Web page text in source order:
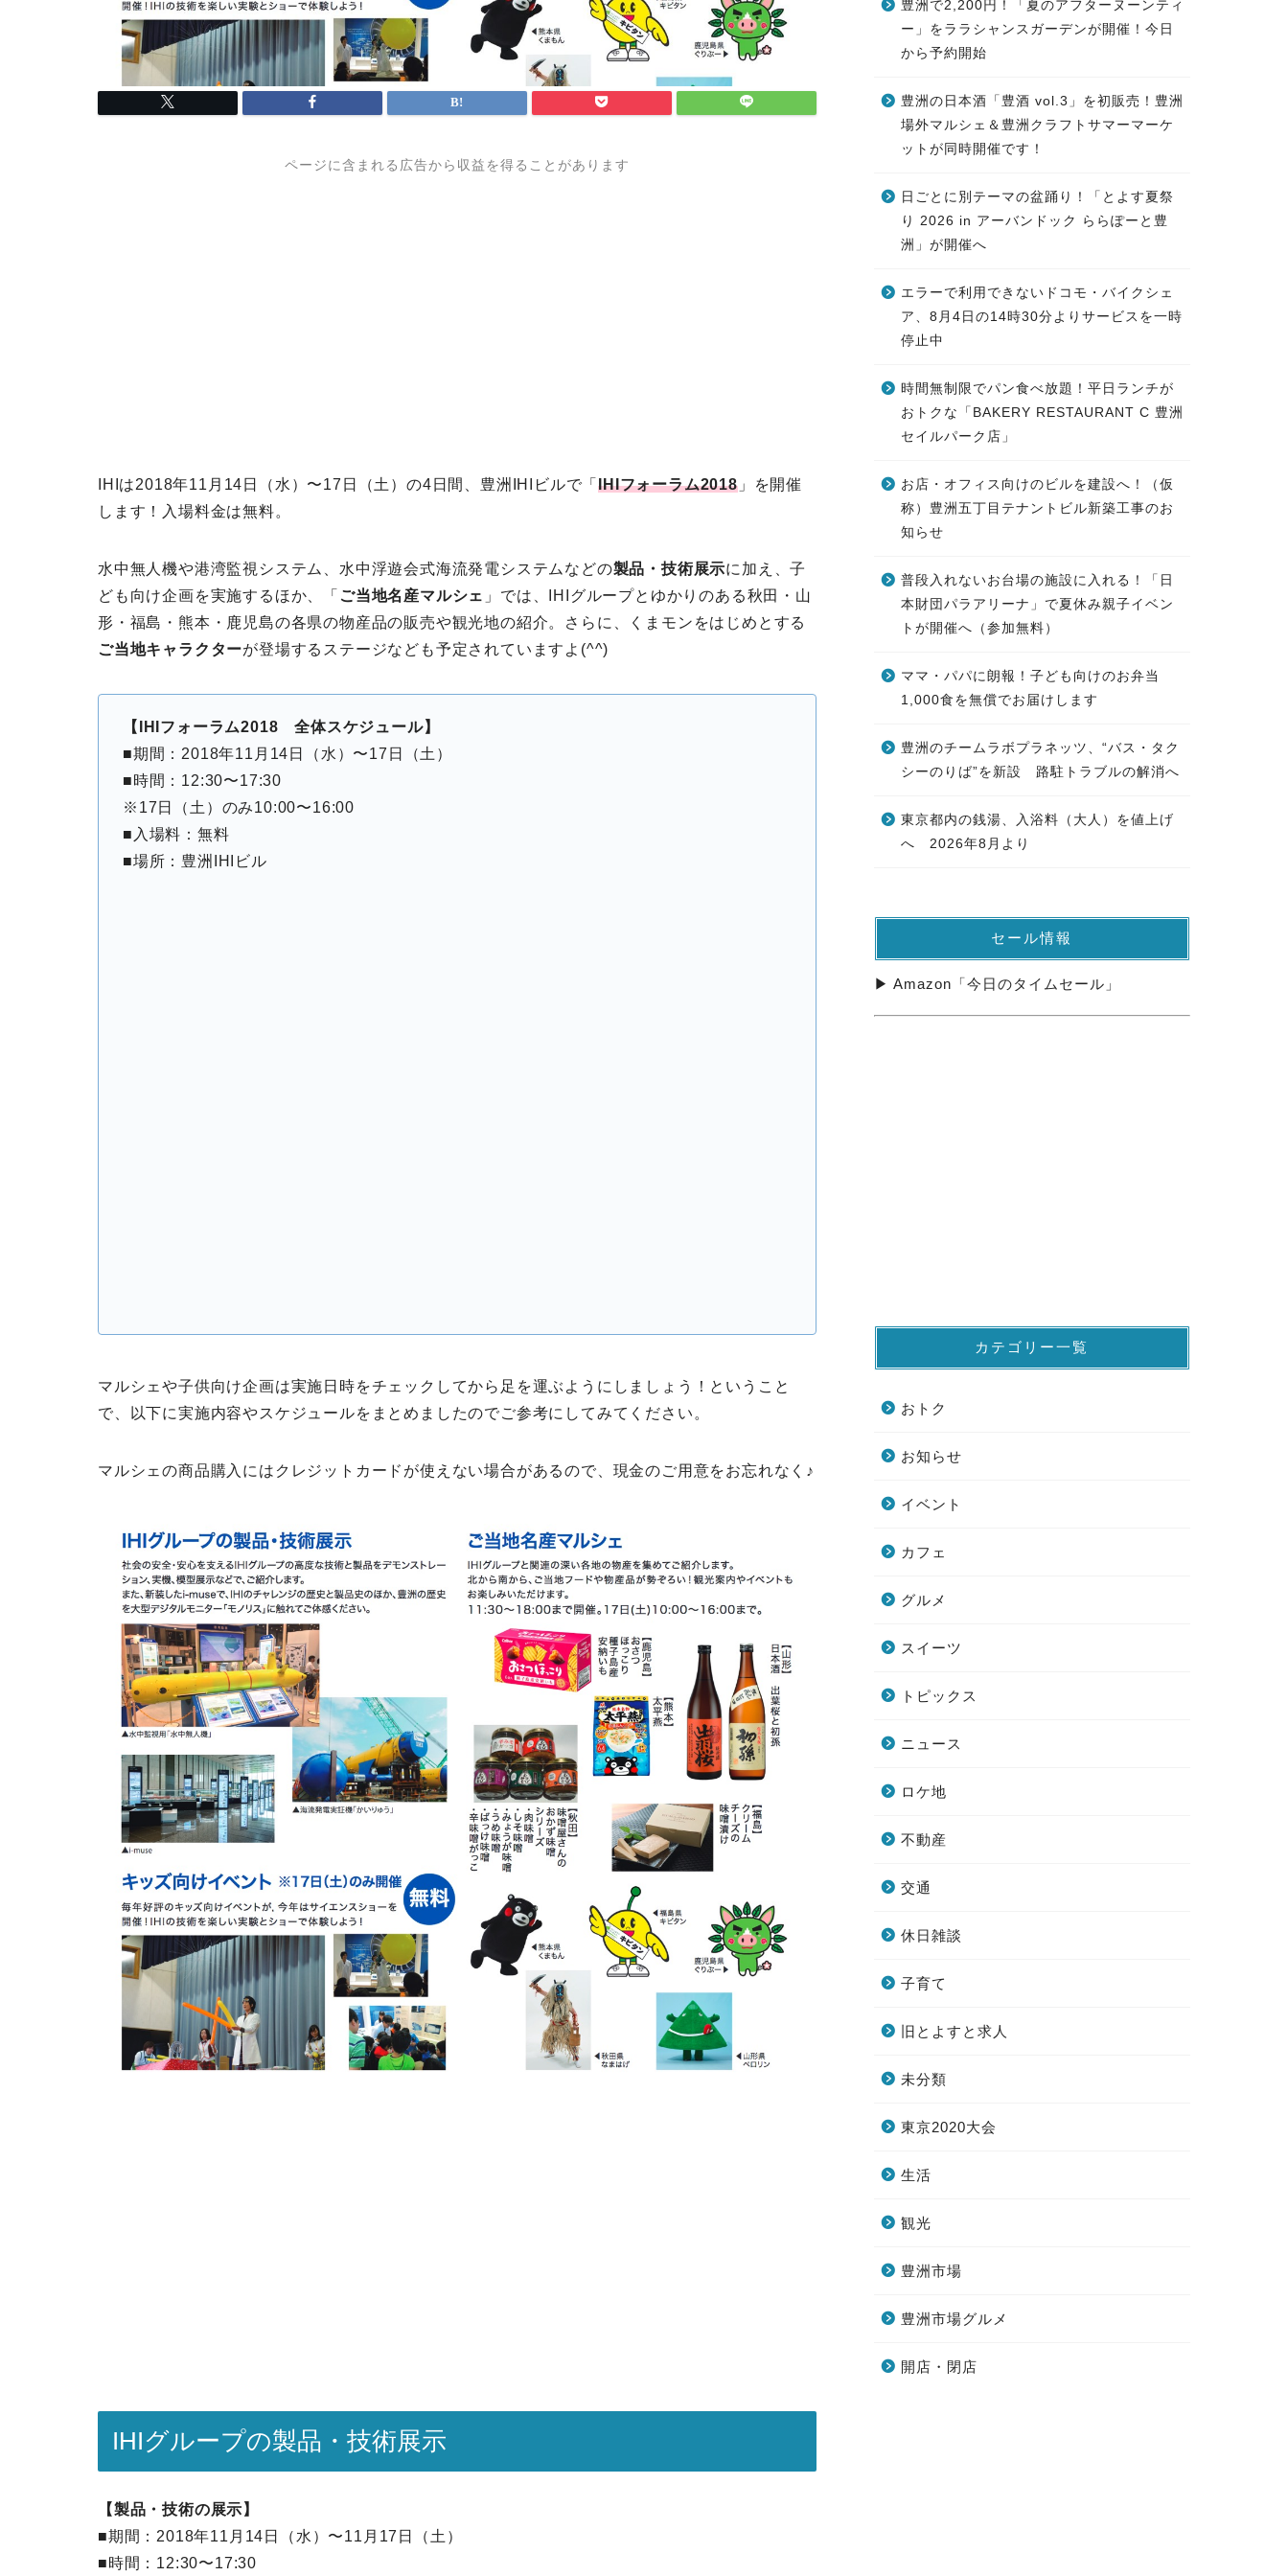
ページに含まれる広告から収益を得ることがあります
IHIは2018年11月14日（水）〜17日（土）の4日間、豊洲IHIビルで「IHIフォーラム2018」を開催
します！入場料金は無料。
水中無人機や港湾監視システム、水中浮遊会式海流発電システムなどの製品・技術展示に加え、子
ども向け企画を実施するほか、「 ご当地名産マルシェ 」では、IHIグループとゆかりのある秋田・山
形・福島・熊本・鹿児島の各県の物産品の販売や観光地の紹介。さらに、くまモンをはじめとする
ご当地キャラクターが登場するステージなども予定されていますよ(^^)
【IHIフォーラム2018 全体スケジュール】
■期間：2018年11月14日（水）〜17日（土）
■時間：12:30〜17:30
※17日（土）のみ10:00〜16:00
■入場料：無料
■場所：豊洲IHIビル
マルシェや子供向け企画は実施日時をチェックしてから足を運ぶようにしましょう！ということ
で、以下に実施内容やスケジュールをまとめましたのでご参考にしてみてください。
マルシェの商品購入にはクレジットカードが使えない場合があるので、現金のご用意をお忘れなく♪
IHIグループの製品・技術展示
【製品・技術の展示】
■期間：2018年11月14日（水）〜11月17日（土）
■時間：12:30〜17:30
豊洲で2,200円！「夏のアフターヌーンティ
ー」をララシャンスガーデンが開催！今日
から予約開始
豊洲の日本酒「豊酒 vol.3」を初販売！豊洲
場外マルシェ＆豊洲クラフトサマーマーケ
ットが同時開催です！
日ごとに別テーマの盆踊り！「とよす夏祭
り 2026 in アーバンドック ららぽーと豊
洲」が開催へ
エラーで利用できないドコモ・バイクシェ
ア、8月4日の14時30分よりサービスを一時
停止中
時間無制限でパン食べ放題！平日ランチが
おトクな「BAKERY RESTAURANT C 豊洲
セイルパーク店」
お店・オフィス向けのビルを建設へ！（仮
称）豊洲五丁目テナントビル新築工事のお
知らせ
普段入れないお台場の施設に入れる！「日
本財団パラアリーナ」で夏休み親子イベン
トが開催へ（参加無料）
ママ・パパに朗報！子ども向けのお弁当
1,000食を無償でお届けします
豊洲のチームラボプラネッツ、“バス・タク
シーのりば”を新設 路駐トラブルの解消へ
東京都内の銭湯、入浴料（大人）を値上げ
へ 2026年8月より
セール情報
▶ Amazon「今日のタイムセール」
カテゴリー一覧
おトク
お知らせ
イベント
カフェ
グルメ
スイーツ
トピックス
ニュース
ロケ地
不動産
交通
休日雑談
子育て
旧とよすと求人
未分類
東京2020大会
生活
観光
豊洲市場
豊洲市場グルメ
開店・閉店